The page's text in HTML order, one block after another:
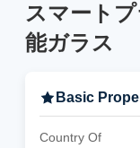
スマート
能ガラス
Basic
Country Of